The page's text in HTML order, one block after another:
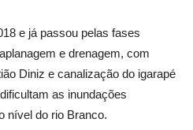
e já passou pelas fases
e drenagem, com
Diniz e canalização do igarapé
as inundações
nível do rio Branco.